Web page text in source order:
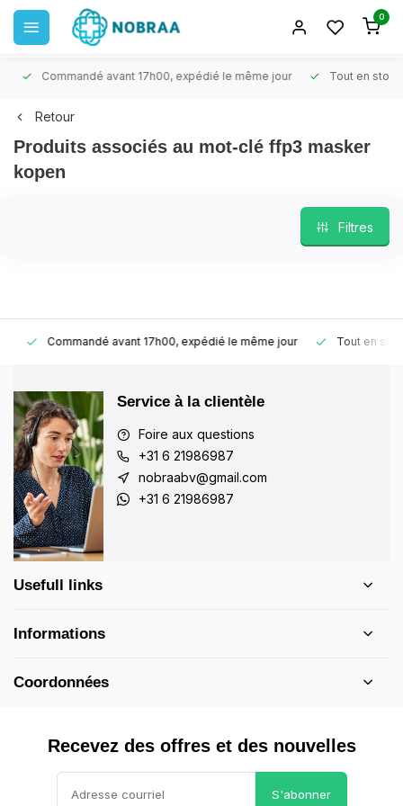
0
Commandé avant 17h00, expédié le même jour Tout en stock
Retour
Produits associés au mot-clé ffp3 masker
kopen
Filtres
Commandé avant 17h00, expédié le même jour Tout en stock
Service à la clientèle
Foire aux questions
+31 6 21986987
nobraabv@gmail.com
+31 6 21986987
Usefull links
Informations
Coordonnées
Recevez des offres et des nouvelles
S'abonner